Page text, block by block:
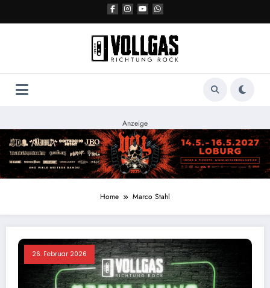
Anzeige
Home Marco Stahl
26. Februar 2026